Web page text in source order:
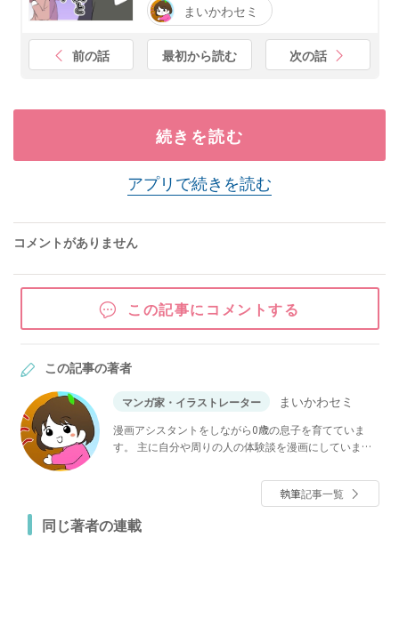
まいかわセミ
前の話 最初から読む 次の話
続きを読む
アプリで続きを読む
コメントがありません
この記事にコメントする
この記事の著者
マンガ家・イラストレーター まいかわセミ
漫画アシスタントをしながら0歳の息子を育てていま
す。 主に自分や周りの人の体験談を漫画にしていま
執筆記事一覧
同じ著者の連載